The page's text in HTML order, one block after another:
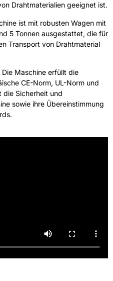
Drahtmaterialien geeignet ist.
ist mit robusten Wagen mit
5 Tonnen ausgestattet, die für
Transport von Drahtmaterial
Die Maschine erfüllt die
CE-Norm, UL-Norm und
die Sicherheit und
sowie ihre Übereinstimmung